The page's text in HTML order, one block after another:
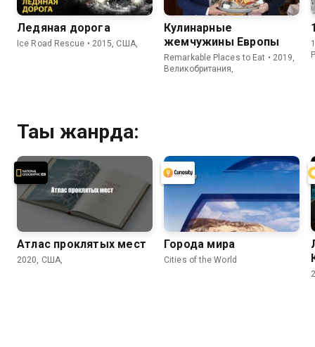
Ледяная дорога
Ice Road Rescue • 2015, США,
Кулинарные
жемчужины Европы
Remarkable Places to Eat • 2019,
Великобритания,
Тағы жанрда:
Атлас проклятых мест
2020, США,
Города мира
Cities of the World